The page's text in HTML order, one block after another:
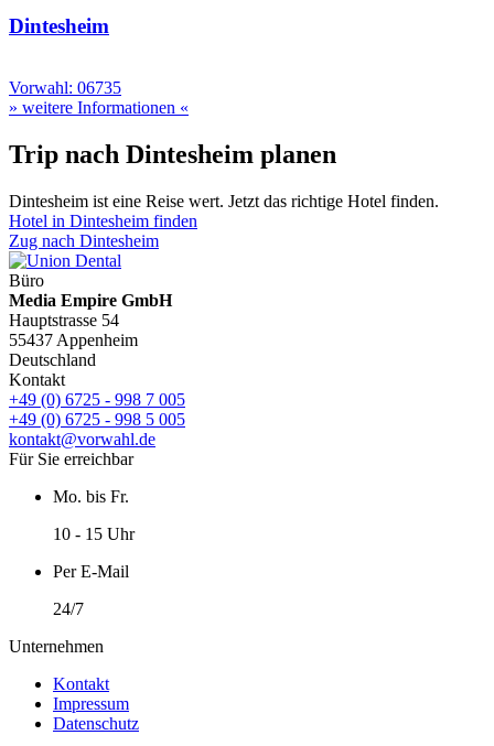
Dintesheim
Vorwahl: 06735
» weitere Informationen «
Trip nach Dintesheim planen
Dintesheim ist eine Reise wert. Jetzt das richtige Hotel finden.
Hotel in Dintesheim finden
Zug nach Dintesheim
Büro
Media Empire GmbH
Hauptstrasse 54
55437 Appenheim
Deutschland
Kontakt
+49 (0) 6725 - 998 7 005
+49 (0) 6725 - 998 5 005
kontakt@vorwahl.de
Für Sie erreichbar
Mo. bis Fr.
10 - 15 Uhr
Per E-Mail
24/7
Unternehmen
Kontakt
Impressum
Datenschutz